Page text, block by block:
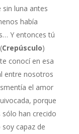
luna antes
había
Y entonces tú
Crepúsculo)
conocí en esa
entre nosotros
el amor
porque
han crecido
capaz de